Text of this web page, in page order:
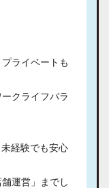
ライベートも
クライフバラ
経験でも安心
運営」までし